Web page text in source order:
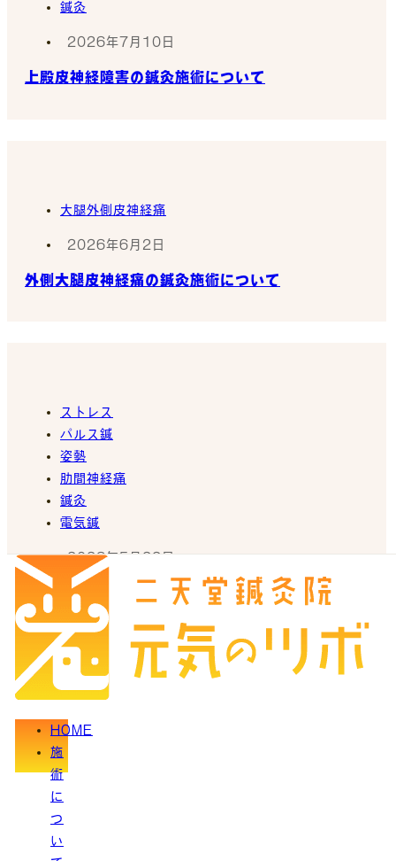
HOME
施
術
に
つ
い
鍼灸
2026年7月10日
上殿皮神経障害の鍼灸施術について
大腿外側皮神経痛
2026年6月2日
外側大腿皮神経痛の鍼灸施術について
ストレス
パルス鍼
姿勢
肋間神経痛
鍼灸
電気鍼
2026年5月22日
肋間神経痛の鍼灸治療について
(C) 2023 元気のツボ.